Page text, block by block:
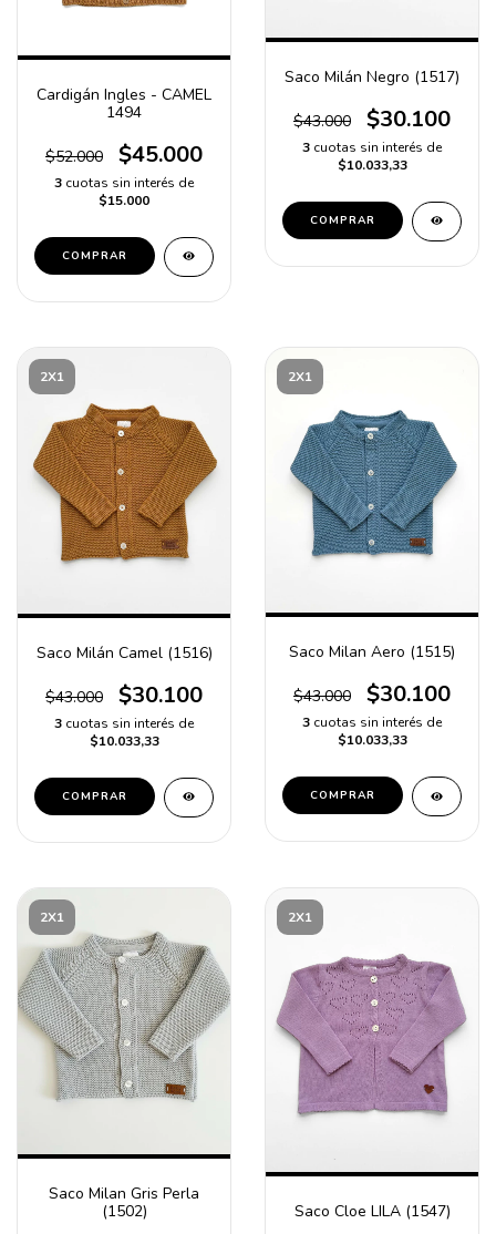
Cardigán Ingles - CAMEL
1494
$52.000 $45.000
3 cuotas sin interés de
$15.000
COMPRAR
Saco Milán Negro (1517)
$43.000 $30.100
3 cuotas sin interés de
$10.033,33
COMPRAR
2X1
Saco Milán Camel (1516)
$43.000 $30.100
3 cuotas sin interés de
$10.033,33
COMPRAR
2X1
Saco Milan Aero (1515)
$43.000 $30.100
3 cuotas sin interés de
$10.033,33
COMPRAR
2X1
Saco Milan Gris Perla
(1502)
2X1
Saco Cloe LILA (1547)